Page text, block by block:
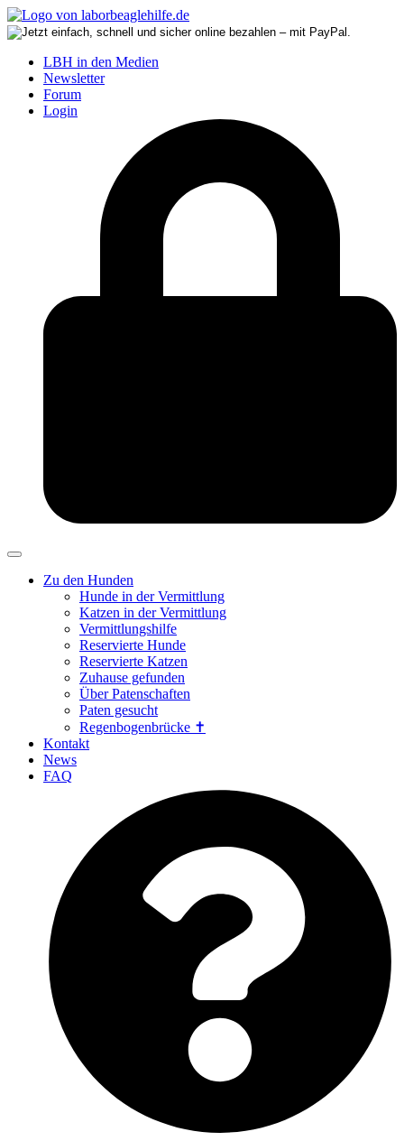
LBH in den Medien
Newsletter
Forum
Login
Zu den Hunden
Hunde in der Vermittlung
Katzen in der Vermittlung
Vermittlungshilfe
Reservierte Hunde
Reservierte Katzen
Zuhause gefunden
Über Patenschaften
Paten gesucht
Regenbogenbrücke ✝
Kontakt
News
FAQ